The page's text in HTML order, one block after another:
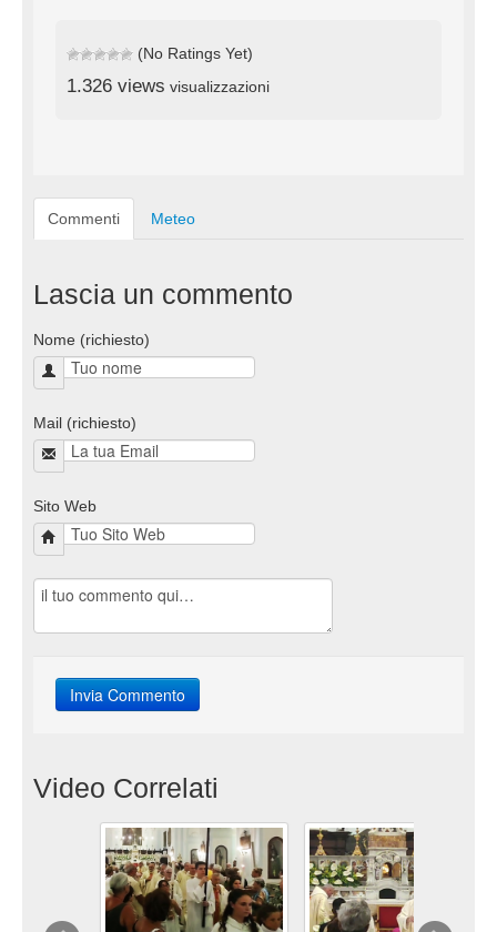
(No Ratings Yet)
1.326 views visualizzazioni
Commenti Meteo
Lascia un commento
Nome (richiesto)
Mail (richiesto)
Sito Web
Video Correlati